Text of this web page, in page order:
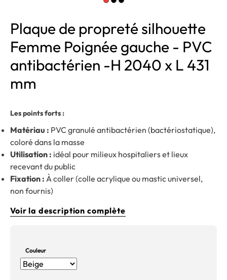
Plaque de propreté silhouette
Femme Poignée gauche - PVC
antibactérien -H 2040 x L 431
mm
Les points forts :
Matériau : PVC granulé antibactérien (bactériostatique),
coloré dans la masse
Utilisation : idéal pour milieux hospitaliers et lieux
recevant du public
Fixation : À coller (colle acrylique ou mastic universel,
non fournis)
Voir la description complète
Couleur